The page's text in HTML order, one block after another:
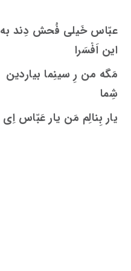
عبّاس خَیلی فُحش دِند به
این اَفْسَرا
مَگه من رِ سینِما بیاردین
شِما
یار بِنالِم مَن یار عَبّاس اِی